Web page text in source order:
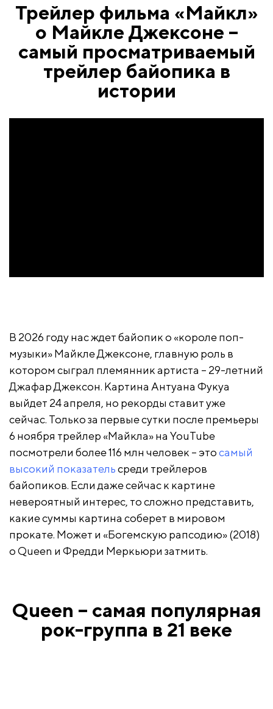
Трейлер фильма «Майкл»
о Майкле Джексоне –
самый просматриваемый
трейлер байопика в
истории
В 2026 году нас ждет байопик о «короле поп-
музыки» Майкле Джексоне, главную роль в
котором сыграл племянник артиста – 29-летний
Джафар Джексон. Картина Антуана Фукуа
выйдет 24 апреля, но рекорды ставит уже
сейчас. Только за первые сутки после премьеры
6 ноября трейлер «Майкла» на YouTube
посмотрели более 116 млн человек – этосамый
высокий показательсреди трейлеров
байопиков. Если даже сейчас к картине
невероятный интерес, то сложно представить,
какие суммы картина соберет в мировом
прокате. Может и «Богемскую рапсодию» (2018)
о Queen и Фредди Меркьюри затмить.
Queen – самая популярная
рок-группа в 21 веке